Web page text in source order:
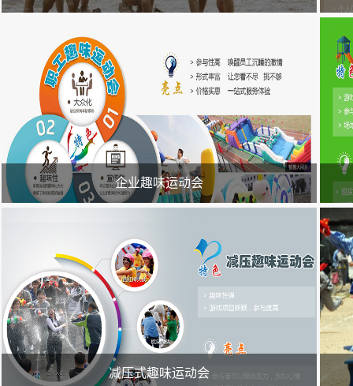
的，场地是在泥潭中，在泥潭中有相应的道具，如球、独轮车、高
台、障碍物等，要求队员完成泥潭运球、极速飞车、抢占
沙
工
人
企业趣味运动会
运动可以增强人的体质，组织职工参加趣味运动会可以丰富他们的业
运动、健康、快乐为宗旨。
游
往
成
减压式趣味运动会